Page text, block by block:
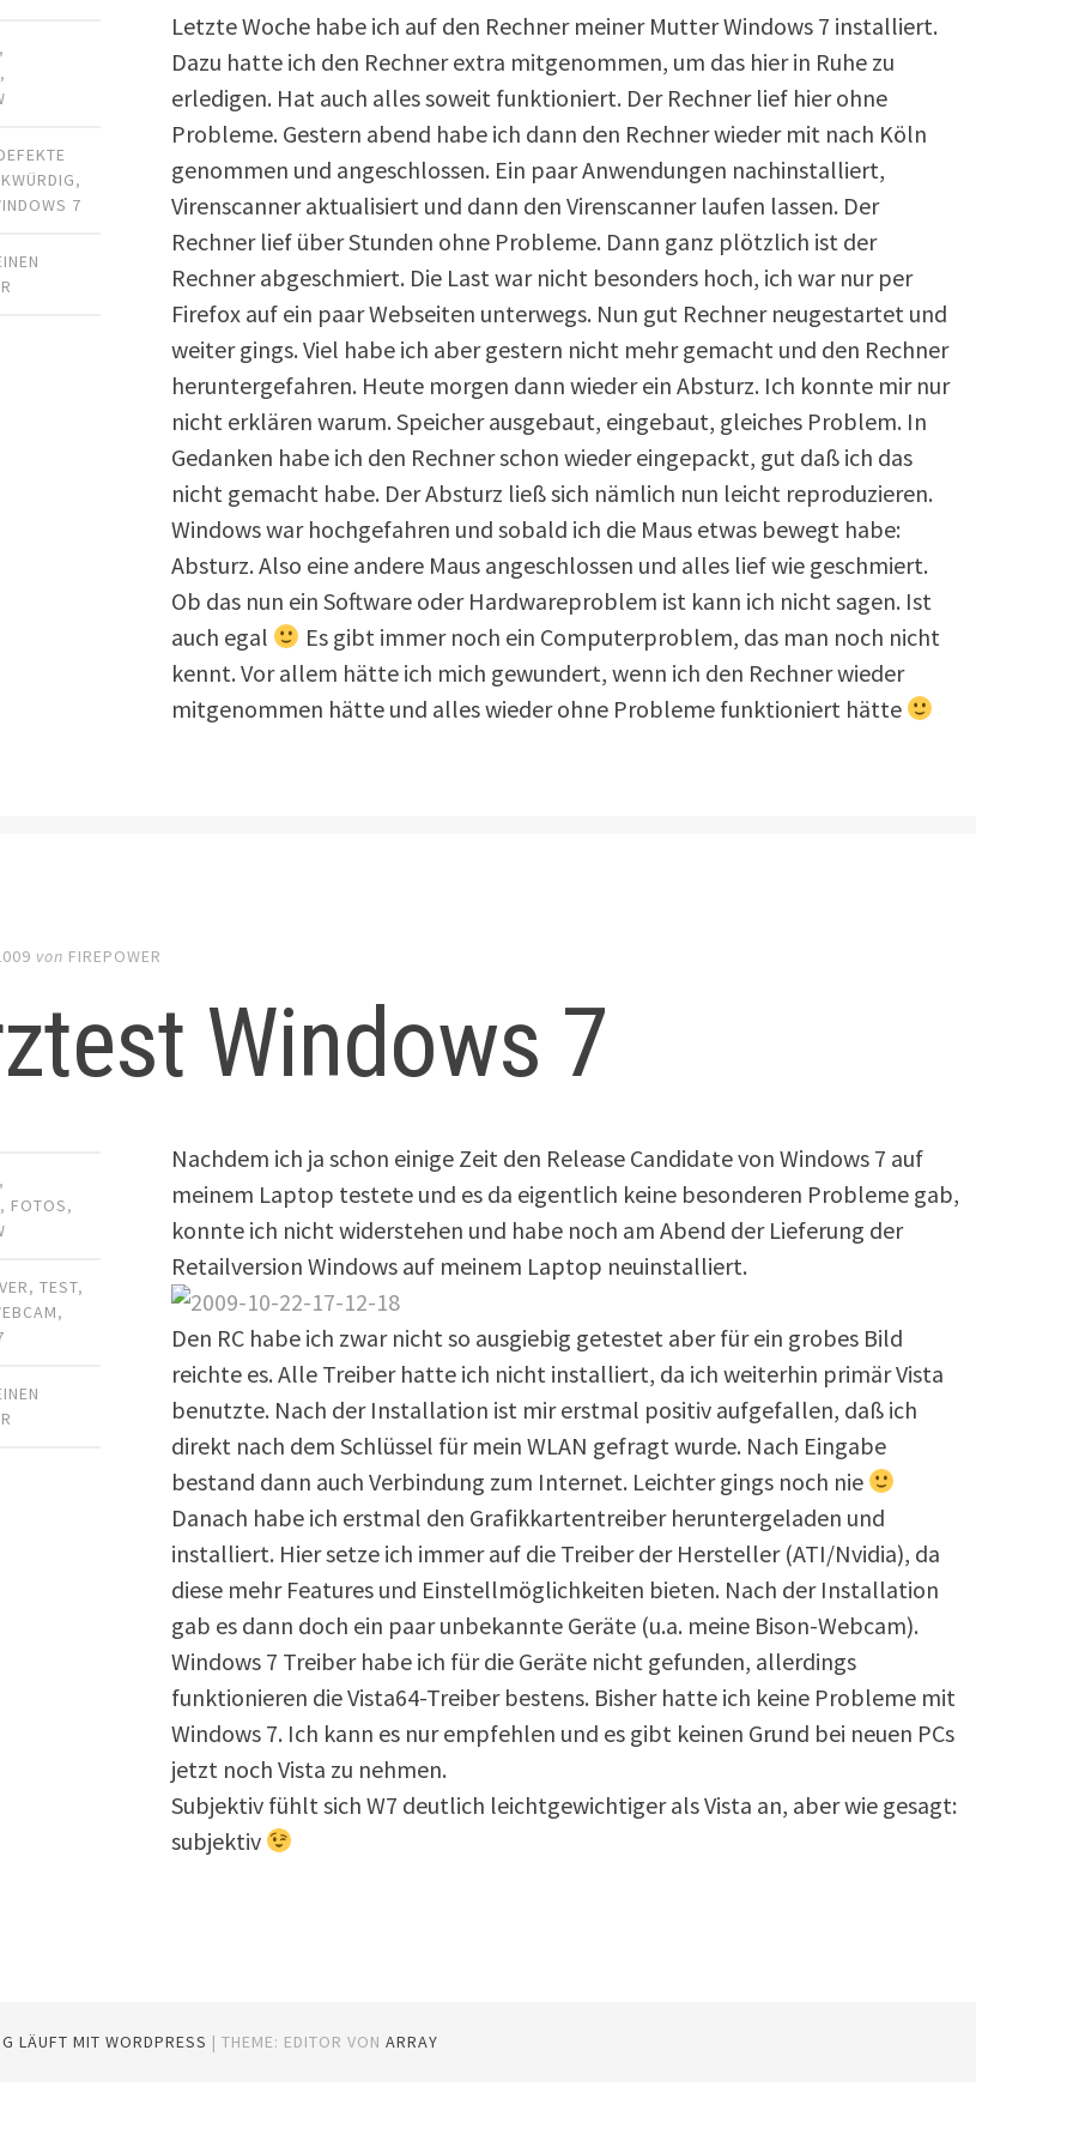
,
,
,
7
Letzte Woche habe ich auf den Rechner meiner Mutter Windows 7 installiert.
Dazu hatte ich den Rechner extra mitgenommen, um das hier in Ruhe zu
erledigen. Hat auch alles soweit funktioniert. Der Rechner lief hier ohne
Probleme. Gestern abend habe ich dann den Rechner wieder mit nach Köln
genommen und angeschlossen. Ein paar Anwendungen nachinstalliert,
Virenscanner aktualisiert und dann den Virenscanner laufen lassen. Der
Rechner lief über Stunden ohne Probleme. Dann ganz plötzlich ist der
Rechner abgeschmiert. Die Last war nicht besonders hoch, ich war nur per
Firefox auf ein paar Webseiten unterwegs. Nun gut Rechner neugestartet und
weiter gings. Viel habe ich aber gestern nicht mehr gemacht und den Rechner
heruntergefahren. Heute morgen dann wieder ein Absturz. Ich konnte mir nur
nicht erklären warum. Speicher ausgebaut, eingebaut, gleiches Problem. In
Gedanken habe ich den Rechner schon wieder eingepackt, gut daß ich das
nicht gemacht habe. Der Absturz ließ sich nämlich nun leicht reproduzieren.
Windows war hochgefahren und sobald ich die Maus etwas bewegt habe:
Absturz. Also eine andere Maus angeschlossen und alles lief wie geschmiert.
Ob das nun ein Software oder Hardwareproblem ist kann ich nicht sagen. Ist
auch egal
Es gibt immer noch ein Computerproblem, das man noch nicht
kennt. Vor allem hätte ich mich gewundert, wenn ich den Rechner wieder
mitgenommen hätte und alles wieder ohne Probleme funktioniert hätte
von FIREPOWER
Windows 7
,
, FOTOS,
,TEST,
,
Nachdem ich ja schon einige Zeit den Release Candidate von Windows 7 auf
meinem Laptop testete und es da eigentlich keine besonderen Probleme gab,
konnte ich nicht widerstehen und habe noch am Abend der Lieferung der
Retailversion Windows auf meinem Laptop neuinstalliert.
Den RC habe ich zwar nicht so ausgiebig getestet aber für ein grobes Bild
reichte es. Alle Treiber hatte ich nicht installiert, da ich weiterhin primär Vista
benutzte. Nach der Installation ist mir erstmal positiv aufgefallen, daß ich
direkt nach dem Schlüssel für mein WLAN gefragt wurde. Nach Eingabe
bestand dann auch Verbindung zum Internet. Leichter gings noch nie
Danach habe ich erstmal den Grafikkartentreiber heruntergeladen und
installiert. Hier setze ich immer auf die Treiber der Hersteller (ATI/Nvidia), da
diese mehr Features und Einstellmöglichkeiten bieten. Nach der Installation
gab es dann doch ein paar unbekannte Geräte (u.a. meine Bison-Webcam).
Windows 7 Treiber habe ich für die Geräte nicht gefunden, allerdings
funktionieren die Vista64-Treiber bestens. Bisher hatte ich keine Probleme mit
Windows 7. Ich kann es nur empfehlen und es gibt keinen Grund bei neuen PCs
jetzt noch Vista zu nehmen.
Subjektiv fühlt sich W7 deutlich leichtgewichtiger als Vista an, aber wie gesagt:
subjektiv
LÄUFT MIT WORDPRESS |THEME: EDITOR VONARRAY